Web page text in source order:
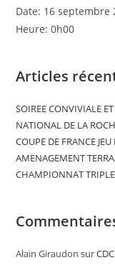
Date: 16 septembre
Heure:0h00
Articles
SOIREE CONVIVIALE
NATIONAL DE LA
COUPE DE FRANCE
AMENAGEMENT
CHAMPIONNAT
Alain Giraudon sur